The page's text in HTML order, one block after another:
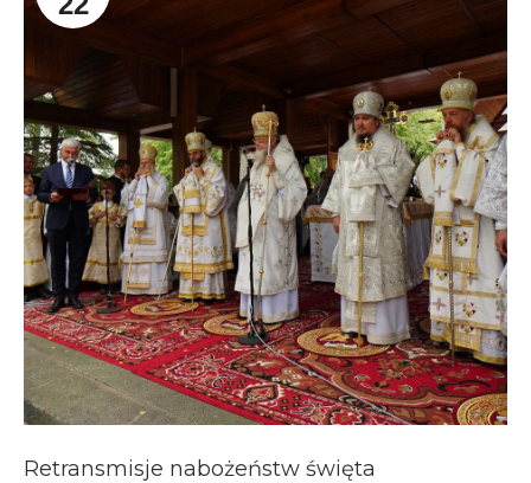
Retransmisje nabożeństw święta